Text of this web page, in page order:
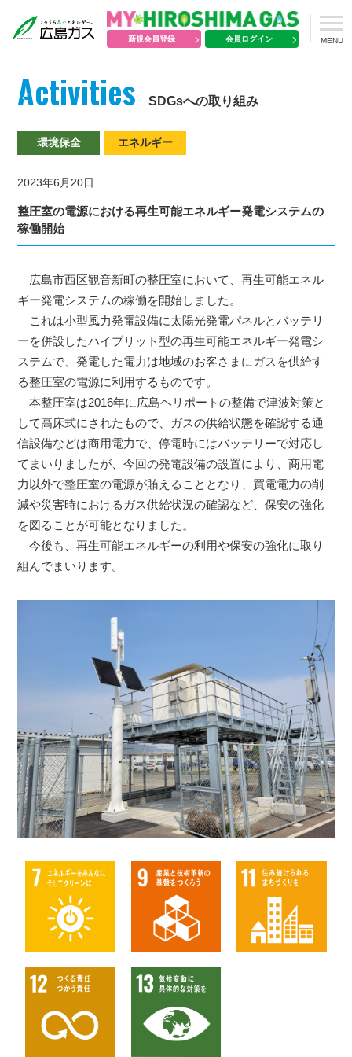
新規会員登録 会員ログイン MENU
Activities SDGsへの取り組み
環境保全 エネルギー
2023年6月20日
整圧室の電源における再生可能エネルギー発電システムの
稼働開始
広島市西区観音新町の整圧室において、再生可能エネル
ギー発電システムの稼働を開始しました。
これは小型風力発電設備に太陽光発電パネルとバッテリ
ーを併設したハイブリット型の再生可能エネルギー発電シ
ステムで、発電した電力は地域のお客さまにガスを供給す
る整圧室の電源に利用するものです。
本整圧室は2016年に広島ヘリポートの整備で津波対策と
して高床式にされたもので、ガスの供給状態を確認する通
信設備などは商用電力で、停電時にはバッテリーで対応し
てまいりましたが、今回の発電設備の設置により、商用電
力以外で整圧室の電源が賄えることとなり、買電電力の削
減や災害時におけるガス供給状況の確認など、保安の強化
を図ることが可能となりました。
今後も、再生可能エネルギーの利用や保安の強化に取り
組んでまいります。